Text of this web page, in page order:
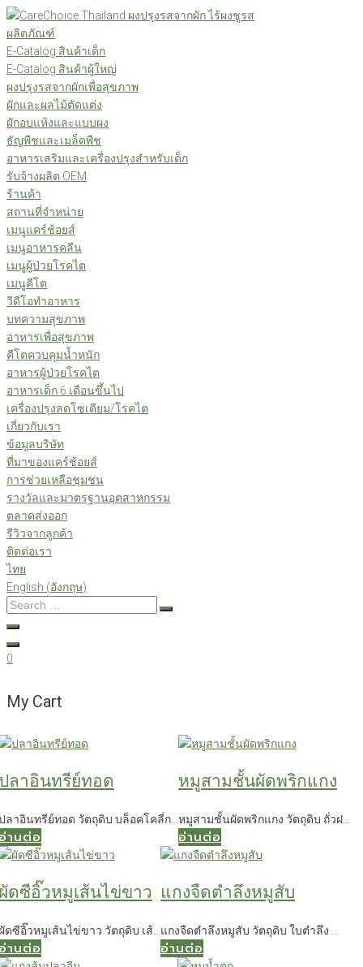
ผลิตภัณฑ์
E-Catalog สินค้าเด็ก
E-Catalog สินค้าผู้ใหญ่
ผงปรุงรสจากผักเพื่อสุขภาพ
ผักและผลไม้ตัดแต่ง
ผักอบแห้งและแบบผง
ธัญพืชและเมล็ดพืช
อาหารเสริมและเครื่องปรุงสำหรับเด็ก
รับจ้างผลิต OEM
ร้านค้า
สถานที่จำหน่าย
เมนูแคร์ช้อยส์
เมนูอาหารคลีน
เมนูผู้ป่วยโรคไต
เมนูคีโต
วีดีโอทำอาหาร
บทความสุขภาพ
อาหารเพื่อสุขภาพ
คีโตควบคุมน้ำหนัก
อาหารผู้ป่วยโรคไต
อาหารเด็ก 6 เดือนขึ้นไป
เครื่องปรุงลดโซเดียม/โรคไต
เกี่ยวกับเรา
ข้อมูลบริษัท
ที่มาของแคร์ช้อยส์
การช่วยเหลือชุมชน
รางวัลและมาตรฐานอุตสาหกรรม
ตลาดส่งออก
รีวิวจากลูกค้า
ติดต่อเรา
ไทย
English (อังกฤษ)
Search
…
0
My Cart
ลาอินทรีย์ทอด
ลาอินทรีย์ทอด วัตถุดิบ บล็อคโคลี่ก…
านต่อ
หมูสามชั้นผัดพริกแกง
หมูสามชั้นผัดพริกแกง วัตถุดิบ ถั่วฝ…
อ่านต่อ
ดซีอิ๊วหมูเส้นไข่ขาว
ดซีอิ๊วหมูเส้นไข่ขาว วัตถุดิบ เส้…
านต่อ
แกงจืดตำลึงหมูสับ
แกงจืดตำลึงหมูสับ วัตถุดิบ ใบตำลึง …
อ่านต่อ